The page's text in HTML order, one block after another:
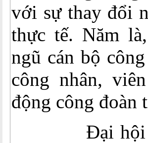
với sự thay đổi
thực tế. Năm
ngũ cán bộ
công nhân,
động công
Đại hội XII